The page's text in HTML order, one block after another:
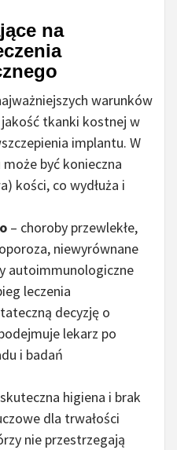
na
warunków
tkanki kostnej w
implantu. W
być konieczna
kości, co wydłuża i
– choroby przewlekłe,
niewyrównane
autoimmunologiczne
leczenia
decyzję o
lekarz po
i badań
higiena i brak
dla trwałości
nie przestrzegają